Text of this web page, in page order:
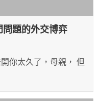
題的外交博弈
你太久了，母親， 但